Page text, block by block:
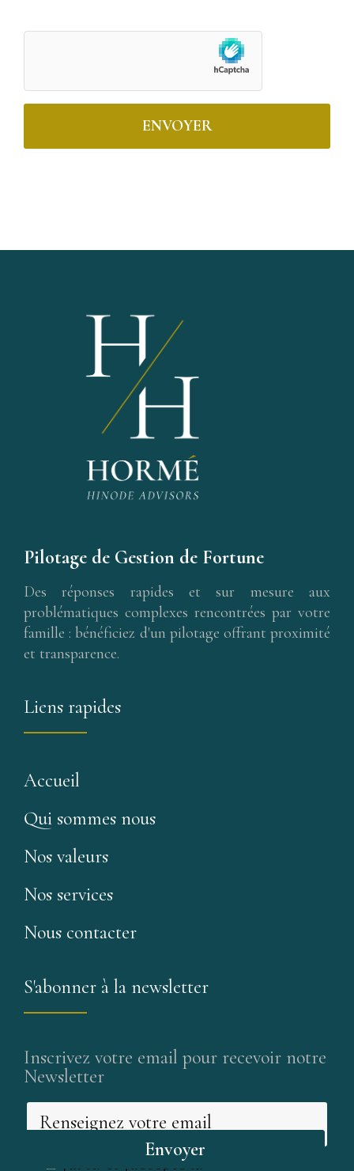
Pilotage de Gestion de Fortune
Des réponses rapides et sur mesure aux
problématiques complexes rencontrées par votre
famille : bénéficiez d'un pilotage offrant proximité
et transparence.
Liens rapides
Accueil
Qui sommes nous
Nos valeurs
Nos services
Nous contacter
S'abonner à la newsletter
Inscrivez votre email pour recevoir notre
Newsletter
J'ai lu et j'accepte la